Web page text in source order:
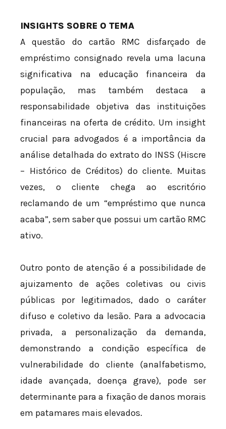
INSIGHTS SOBRE O TEMA
A questão do cartão RMC disfarçado de
empréstimo consignado revela uma lacuna
significativa na educação financeira da
população, mas também destaca a
responsabilidade objetiva das instituições
financeiras na oferta de crédito. Um insight
crucial para advogados é a importância da
análise detalhada do extrato do INSS (Hiscre
– Histórico de Créditos) do cliente. Muitas
vezes, o cliente chega ao escritório
reclamando de um “empréstimo que nunca
acaba”, sem saber que possui um cartão RMC
ativo.
Outro ponto de atenção é a possibilidade de
ajuizamento de ações coletivas ou civis
públicas por legitimados, dado o caráter
difuso e coletivo da lesão. Para a advocacia
privada, a personalização da demanda,
demonstrando a condição específica de
vulnerabilidade do cliente (analfabetismo,
idade avançada, doença grave), pode ser
determinante para a fixação de danos morais
em patamares mais elevados.